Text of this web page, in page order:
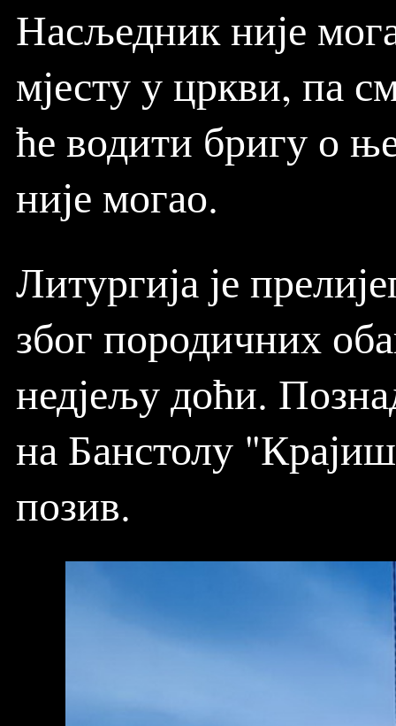
Насљедник није
мјесту у цркви, па
ће водити бригу о
није могао.
Литургија је
због породичних
недјељу доћи.
на Банстолу
позив.